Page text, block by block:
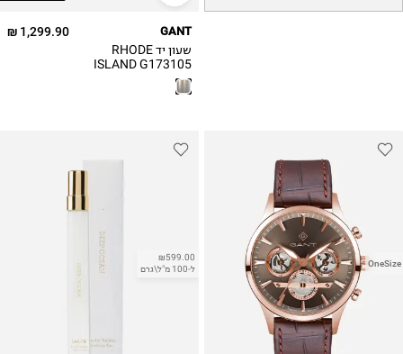
1,299.90 ₪ GANT
שעון יד RHODE
ISLAND G173105
OneSize
₪599.00
ל-100 מ"ל\גרם